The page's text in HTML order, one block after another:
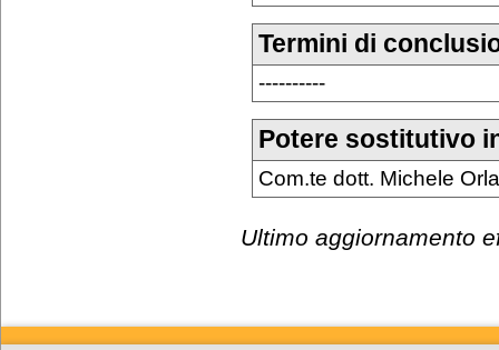
Termini di
----------
Potere sostitutivo
Com.te dott. Michele
Ultimo aggiornamento